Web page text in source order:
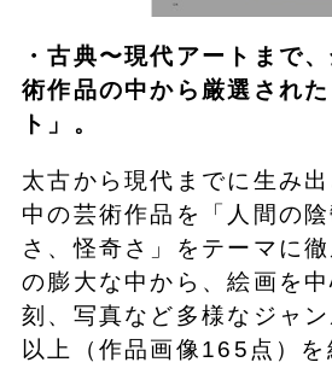
・古典〜現代アートまで
術作品の中から厳選され
ト」。
太古から現代までに生み
中の芸術作品を「人間の
さ、怪奇さ」をテーマに
の膨大な中から、絵画を
刻、写真など多様なジャ
以上（作品画像165点）